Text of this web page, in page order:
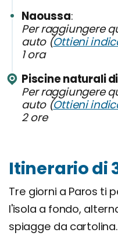
Naoussa
Per raggiungere
auto (Ottieni
1 ora
Piscine naturali
Per raggiungere
auto (Ottieni
2 ore
Itinerario di
Tre giorni a Paros ti
l'isola a fondo,
spiagge da